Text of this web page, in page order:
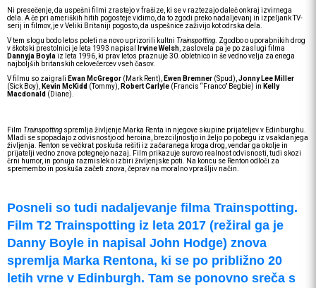
Ni presečenje, da uspešni filmi zrastejo v frašize, ki se v raztezajo daleč onkraj izvirnega
dela. A če pri ameriških hitih pogosteje vidimo, da to zgodi preko nadaljevanj in izpeljank TV-
serij in filmov, je v Veliki Britaniji pogosto, da uspešnice zaživijo kot odrska dela.
V tem slogu bodo letos poleti na novo uprizorili kultni Trainspotting. Zgodbo o uporabnikih drog
v škotski prestolnici je leta 1993 napisal
Irvine Welsh , zaslovela pa je po zaslugi filma
Dannyja Boylaiz leta 1996, ki prav letos praznuje 30. obletnico in še vedno velja za enega
najboljših britanskih celovečercev vseh časov.
V filmu so zaigrali Ewan McGregor (Mark Rent), Ewen Bremner (Spud), Jonny Lee Miller
(Sick Boy),
Kevin McKidd (Tommy), Robert Carlyle (Francis “Franco” Begbie) in Kelly
Macdonald (Diane).
Film Trainspottingspremlja življenje Marka Renta in njegove skupine prijateljev v Edinburghu.
Mladi se spopadajo z odvisnostjo od heroina, brezciljnostjo in željo po pobegu iz vsakdanjega
življenja. Renton se večkrat poskuša rešiti iz začaranega kroga drog, vendar ga okolje in
prijatelji vedno znova potegnejo nazaj. Film prikazuje surovo realnost odvisnosti, tudi skozi
črni humor, in ponuja razmislek o izbiri življenjske poti. Na koncu se Renton odloči za
spremembo in poskuša začeti znova, čeprav na moralno vprašljiv način.
Posneli so tudi nadaljevanje filma Trainspotting.
Film T2 Trainspotting iz leta 2017 (režiral ga je
Danny Boyle in napisal John Hodge) znova
spremlja Marka Rentona, ki se po približno 20
letih vrne v Edinburgh. Tam se ponovno sreča s